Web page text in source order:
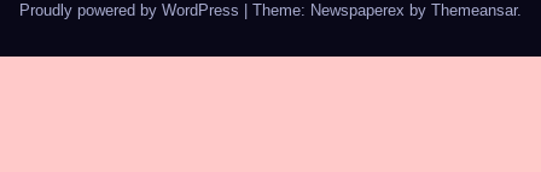
Proudly powered by WordPress Theme: Newspaperex by Themeansar.